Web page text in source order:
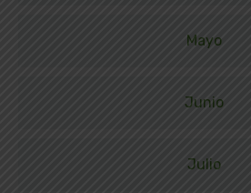
Mayo
Junio
Julio